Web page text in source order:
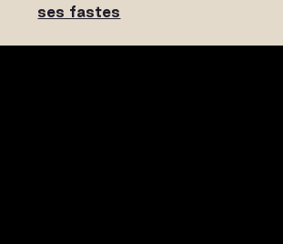
ses fastes